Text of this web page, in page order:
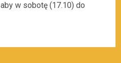
w sobotę (17.10) do